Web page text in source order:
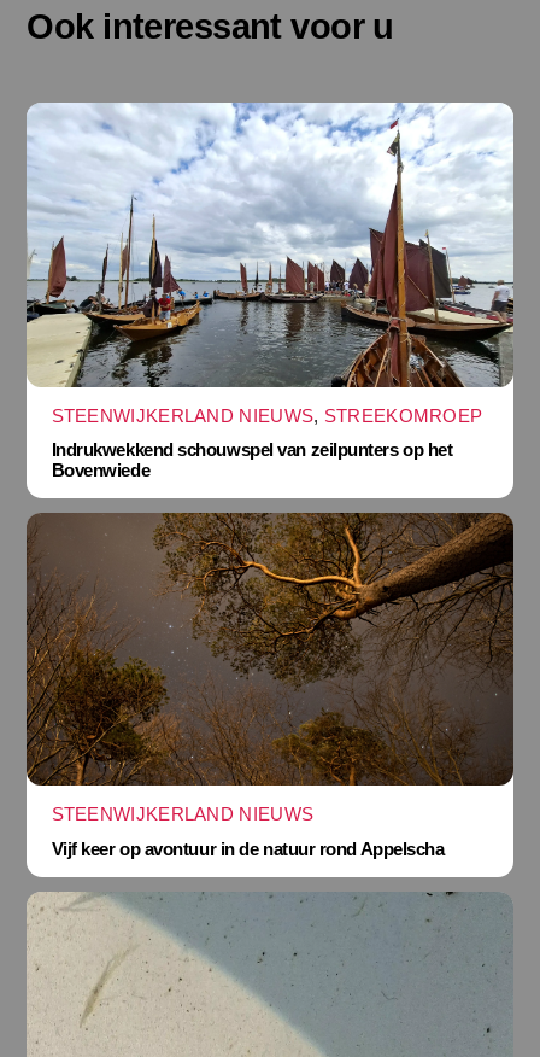
Ook interessant voor u
STEENWIJKERLAND NIEUWS, STREEKOMROEP
Indrukwekkend schouwspel van zeilpunters op het
Bovenwiede
STEENWIJKERLAND NIEUWS
Vijf keer op avontuur in de natuur rond Appelscha